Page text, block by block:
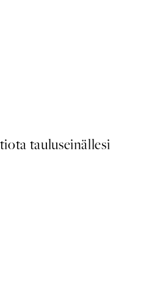
tauluseinällesi